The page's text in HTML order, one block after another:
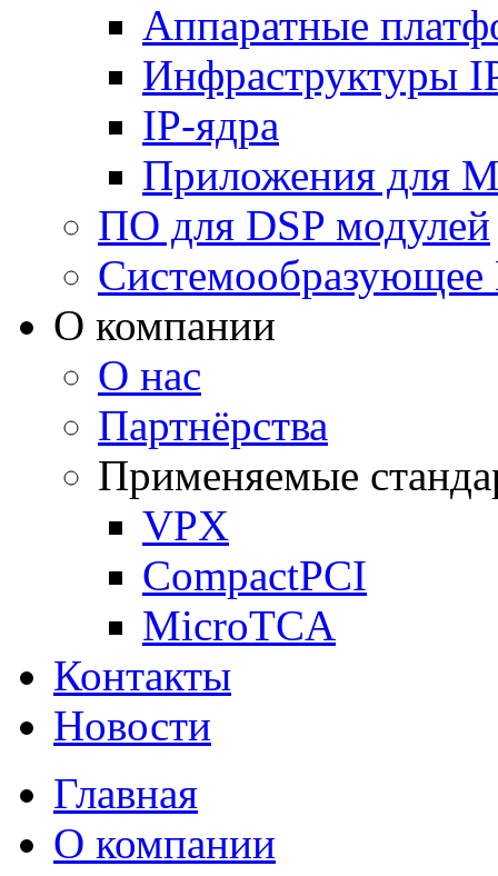
Аппаратные
Инфраструктуры
IP-ядра
Приложения для
ПО для DSP модулей
О компании
О нас
Партнёрства
Применяемые
VPX
CompactPCI
MicroTCA
Контакты
Новости
Главная
О компании